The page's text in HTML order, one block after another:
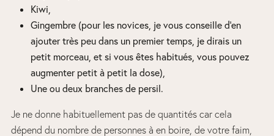
Kiwi,
Gingembre (pour les novices, je vous conseille d’en
ajouter très peu dans un premier temps, je dirais un
petit morceau, et si vous êtes habitués, vous pouvez
augmenter petit à petit la dose),
Une ou deux branches de persil.
Je ne donne habituellement pas de quantités car cela
dépend du nombre de personnes à en boire, de votre faim,